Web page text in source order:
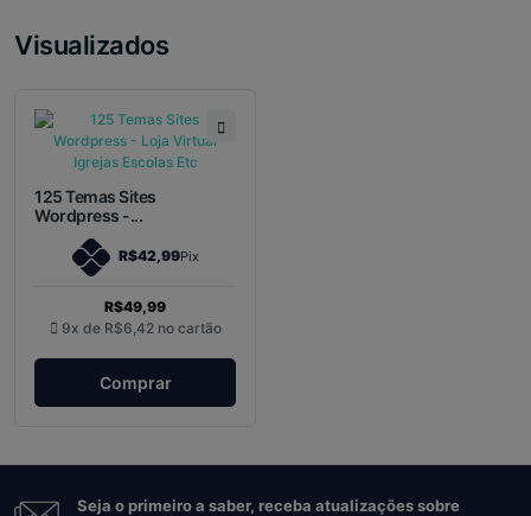
Visualizados
125 Temas Sites
Wordpress -...
R$42,99Pix
R$49,99
9x de R$6,42 no cartão
Comprar
Seja o primeiro a saber, receba atualizações sobre